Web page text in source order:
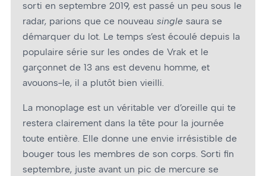
sorti en septembre 2019, est passé un peu sous le
radar, parions que ce nouveau single saura se
démarquer du lot. Le temps s’est écoulé depuis la
populaire série sur les ondes de Vrak et le
garçonnet de 13 ans est devenu homme, et
avouons-le, il a plutôt bien vieilli.
La monoplage est un véritable ver d’oreille qui te
restera clairement dans la tête pour la journée
toute entière. Elle donne une envie irrésistible de
bouger tous les membres de son corps. Sorti fin
septembre, juste avant un pic de mercure se